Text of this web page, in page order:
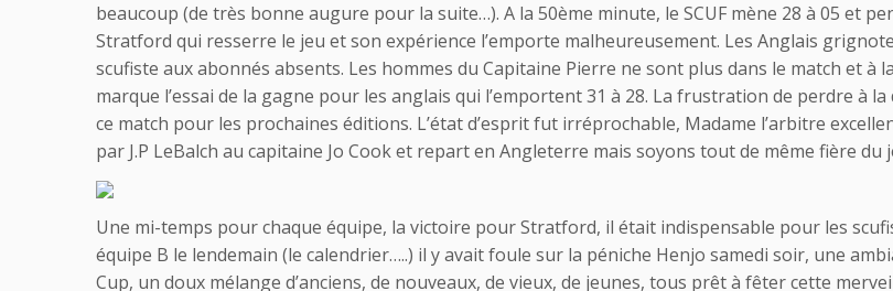
beaucoup (de très bonne augure pour la suite…). A la 50ème minute, le SCUF mène 28 à 05 et
Stratford qui resserre le jeu et son expérience l’emporte malheureusement. Les Anglais
scufiste aux abonnés absents. Les hommes du Capitaine Pierre ne sont plus dans le match et
marque l’essai de la gagne pour les anglais qui l’emportent 31 à 28. La frustration de perdre à
ce match pour les prochaines éditions. L’état d’esprit fut irréprochable, Madame l’arbitre
par J.P LeBalch au capitaine Jo Cook et repart en Angleterre mais soyons tout de même fière du
Une mi-temps pour chaque équipe, la victoire pour Stratford, il était indispensable pour les
équipe B le lendemain (le calendrier…..) il y avait foule sur la péniche Henjo samedi soir, une
Cup, un doux mélange d’anciens, de nouveaux, de vieux, de jeunes, tous prêt à fêter cette